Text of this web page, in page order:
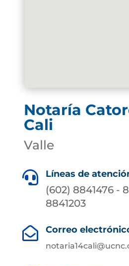
Notaría
Cali
Valle
 Líneas de
(602) 8841476 -
8841203
 Correo